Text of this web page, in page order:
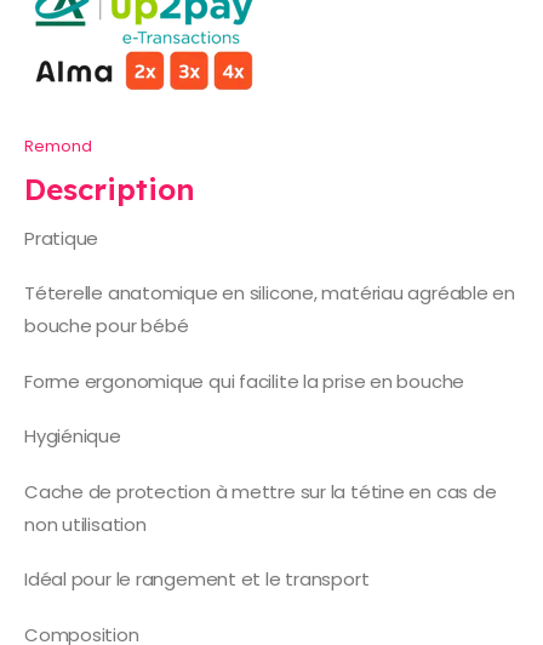
Remond
Description
Pratique
Téterelle anatomique en silicone, matériau agréable en
bouche pour bébé
Forme ergonomique qui facilite la prise en bouche
Hygiénique
Cache de protection à mettre sur la tétine en cas de
non utilisation
Idéal pour le rangement et le transport
Composition